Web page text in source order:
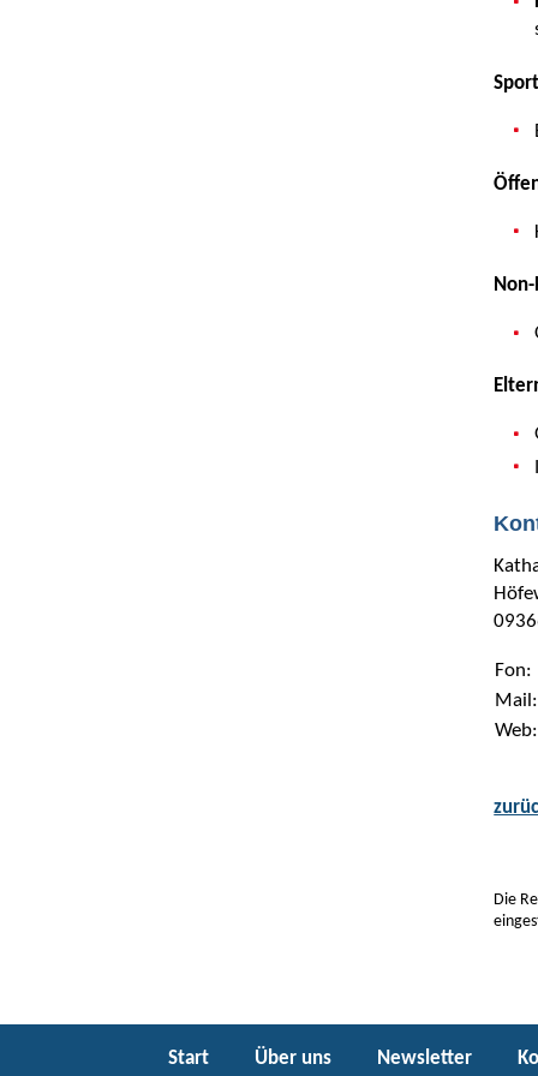
Fon:
Mail:
Web:
Die
Start Über uns Newsletter